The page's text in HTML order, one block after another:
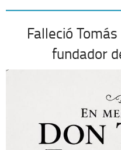
Falleció
fundador